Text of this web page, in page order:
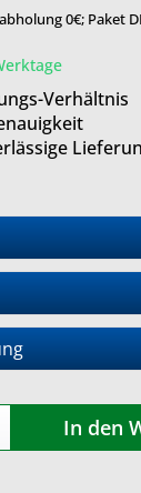
0€; Paket
Verhältnis
In den